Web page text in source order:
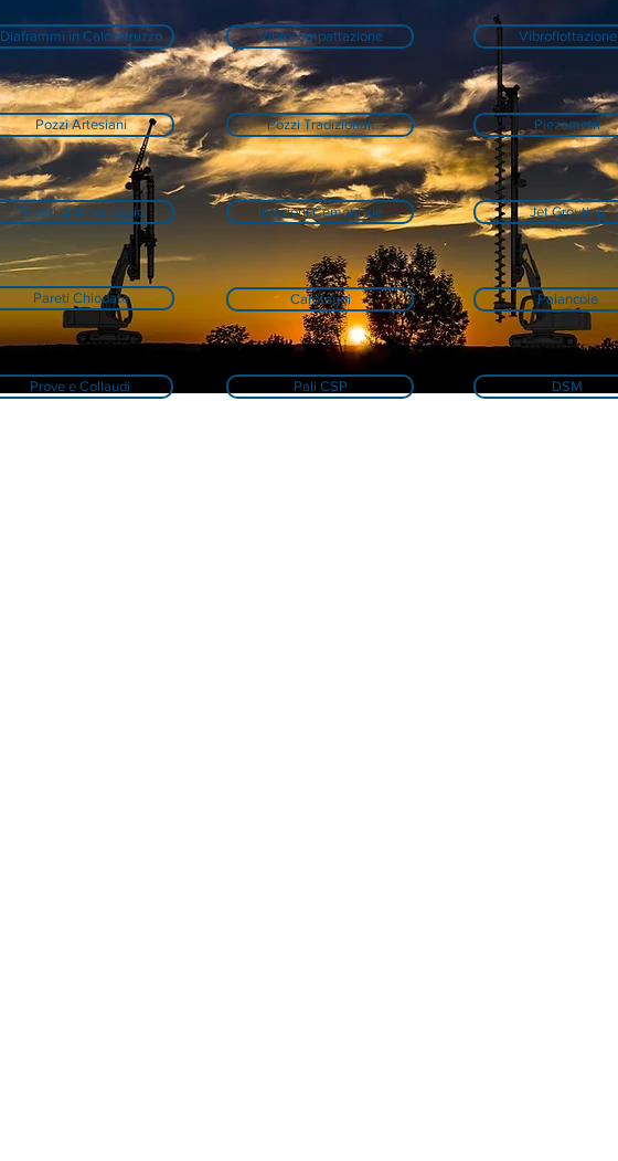
Diaframmi in Calcestruzzo Vibrocompattazione
Pozzi Artesiani Pozzi Tradizionali
Tiranti di Ancoraggio Iniezioni Cementizie
Pareti Chiodate Carotaggi
Prove e Collaudi Pali CSP
Vibroflottazione
Piezometri
Jet Grouting
Palancole
DSM